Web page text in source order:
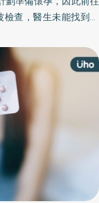
查，醫生未能找到避
成子宮後窩出現沾黏
狀況不嚴重，否則恐
難。